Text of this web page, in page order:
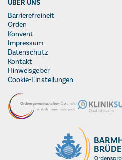
ÜBER UNS
Barrierefreiheit
Orden
Konvent
Impressum
Datenschutz
Kontakt
Hinweisgeber
Cookie-Einstellungen